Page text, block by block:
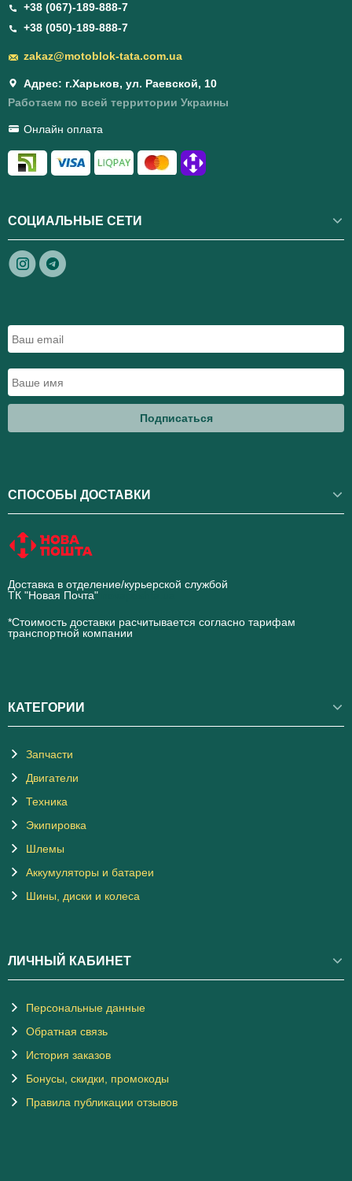
+38 (067)-189-888-7
+38 (050)-189-888-7
zakaz@motoblok-tata.com.ua
Адрес: г.Харьков, ул. Раевской, 10
Работаем по всей территории Украины
Онлайн оплата
СОЦИАЛЬНЫЕ СЕТИ
Подписаться
СПОСОБЫ ДОСТАВКИ
Доставка в отделение/курьерской службой
ТК "Новая Почта"
*Стоимость доставки расчитывается согласно тарифам
транспортной компании
КАТЕГОРИИ
Запчасти
Двигатели
Техника
Экипировка
Шлемы
Аккумуляторы и батареи
Шины, диски и колеса
ЛИЧНЫЙ КАБИНЕТ
Персональные данные
Обратная связь
История заказов
Бонусы, скидки, промокоды
Правила публикации отзывов